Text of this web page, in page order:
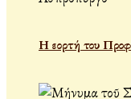
Η εορτή του